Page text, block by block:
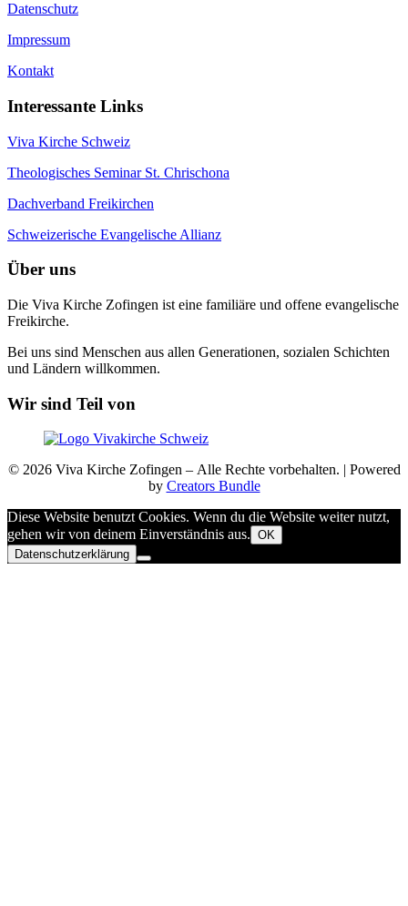
Datenschutz
Impressum
Kontakt
Interessante Links
Viva Kirche Schweiz
Theologisches Seminar St. Chrischona
Dachverband Freikirchen
Schweizerische Evangelische Allianz
Über uns
Die Viva Kirche Zofingen ist eine familiäre und offene evangelische
Freikirche.
Bei uns sind Menschen aus allen Generationen, sozialen Schichten
und Ländern willkommen.
Wir sind Teil von
© 2026 Viva Kirche Zofingen – Alle Rechte vorbehalten. | Powered
by Creators Bundle
Diese Website benutzt Cookies. Wenn du die Website weiter nutzt,
gehen wir von deinem Einverständnis aus. OK
Datenschutzerklärung